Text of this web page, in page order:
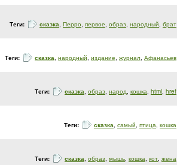
Теги: сказка, Перро, первое, образ, народный, брат
Теги: сказка, народный, издание, журнал, Афанасьев
Теги: сказка, образ, народ, кошка, html, href
Теги: сказка, самый, птица, кошка
Теги: сказка, образ, мышь, кошка, кот, жена